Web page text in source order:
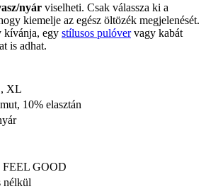
nyár viselheti. Csak válassza ki a
kiemelje az egész öltözék megjelenését.
kívánja, egy stílusos pulóvervagy kabát
is adhat.
XL
10% elasztán
GOOD
nélkül